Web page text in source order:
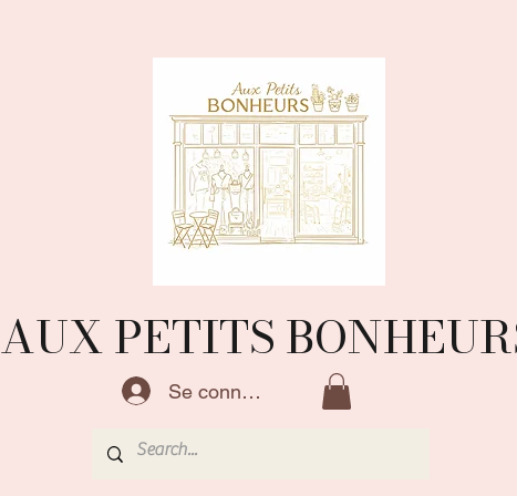
AUX PETITS
Se connecter